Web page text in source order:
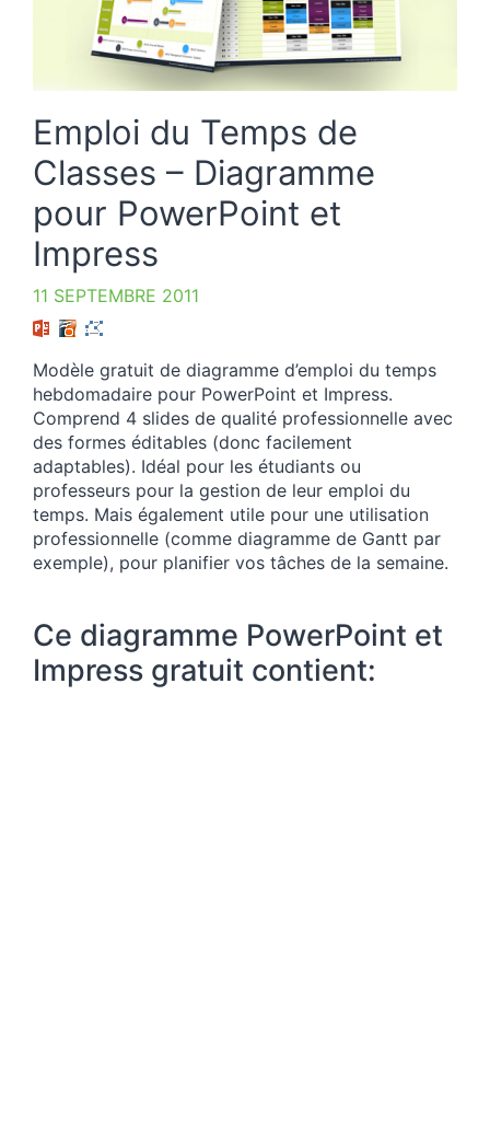
Emploi du Temps de
Classes – Diagramme
pour PowerPoint et
Impress
11 SEPTEMBRE 2011
Modèle gratuit de diagramme d’emploi du temps
hebdomadaire pour PowerPoint et Impress.
Comprend 4 slides de qualité professionnelle avec
des formes éditables (donc facilement
adaptables). Idéal pour les étudiants ou
professeurs pour la gestion de leur emploi du
temps. Mais également utile pour une utilisation
professionnelle (comme diagramme de Gantt par
exemple), pour planifier vos tâches de la semaine.
Ce diagramme PowerPoint et
Impress gratuit contient: